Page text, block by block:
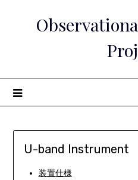
U-band Instrument
装置仕様